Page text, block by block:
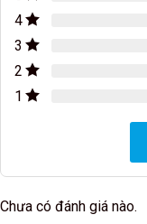
4
3
2
1
Chưa có đánh giá nào.